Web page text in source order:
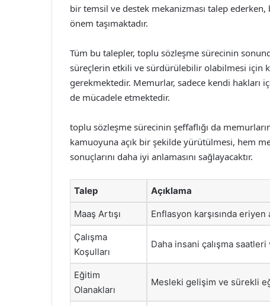
bir temsil ve destek mekanizması talep ederken,
önem taşımaktadır.
Tüm bu talepler, toplu sözleşme sürecinin
süreçlerin etkili ve sürdürülebilir olabilmesi için
gerekmektedir. Memurlar, sadece kendi
de mücadele etmektedir.
toplu sözleşme sürecinin şeffaflığı da
kamuoyuna açık bir şekilde yürütülmesi, hem
sonuçlarını daha iyi anlamasını sağlayacaktır.
Talep Açıklama
Maaş Artışı Enflasyon karşısında
Çalışma
Koşulları
Daha insani çalışma
Eğitim
Olanakları
Mesleki gelişim ve sürekli